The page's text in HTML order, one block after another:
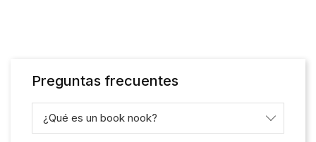
Preguntas frecuentes
¿Qué es un book nook?